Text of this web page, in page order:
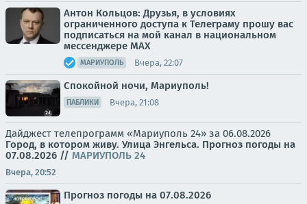
Антон Кольцов: Друзья, в условиях
ограниченного доступа к Телеграму прошу вас
подписаться на мой канал в национальном
мессенджере МАХ
МАРИУПОЛЬ Вчера, 22:07
Спокойной ночи, Мариуполь!
ПАБЛИКИ Вчера, 21:08
Дайджест телепрограмм «Мариуполь 24» за 06.08.2026
Город, в котором живу. Улица Энгельса. Прогноз погоды на
07.08.2026 // МАРИУПОЛЬ 24
Вчера, 20:52
Прогноз погоды на 07.08.2026